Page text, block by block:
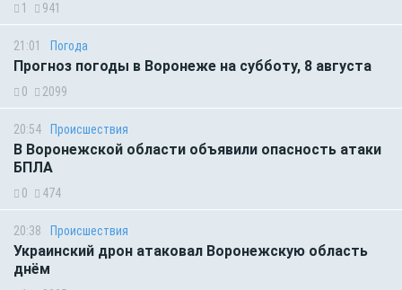
1 941
21:01 Погода
Прогноз погоды в Воронеже на субботу, 8 августа
0 2099
20:54 Происшествия
В Воронежской области объявили опасность атаки
БПЛА
0 474
20:38 Происшествия
Украинский дрон атаковал Воронежскую область
днём